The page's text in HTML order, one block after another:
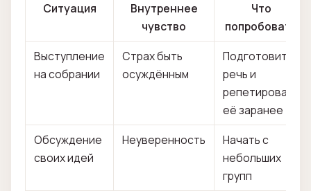
Ситуация
Внутреннее
чувство
Что
попробовать
Выступление
на собрании
Страх быть
осуждённым
Подготовить
речь и
репетировать
её заранее
Обсуждение
своих идей
Неуверенность
Начать с
небольших
групп